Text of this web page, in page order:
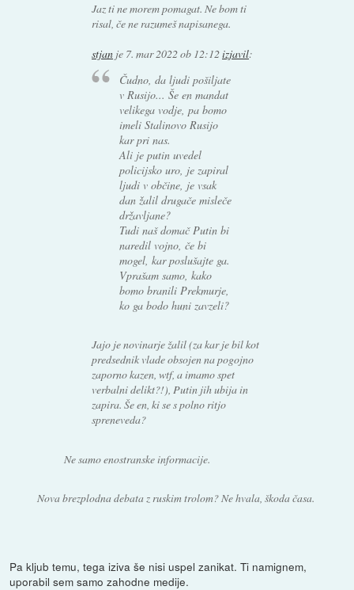
Jaz ti ne morem pomagat. Ne bom ti
risal, če ne razumeš napisanega.
stjanje 7. mar 2022 ob 12:12izjavil:
Čudno, da ljudi pošiljate
v Rusijo... Še en mandat
velikega vodje, pa bomo
imeli Stalinovo Rusijo
kar pri nas.
Ali je putin uvedel
policijsko uro, je zapiral
ljudi v občine, je vsak
dan žalil drugače misleče
državljane?
Tudi naš domač Putin bi
naredil vojno, če bi
mogel, kar poslušajte ga.
Vprašam samo, kako
bomo branili Prekmurje,
ko ga bodo huni zavzeli?
Jajo je novinarje žalil (za kar je bil kot
predsednik vlade obsojen na pogojno
zaporno kazen, wtf, a imamo spet
verbalni delikt?!), Putin jih ubija in
zapira. Še en, ki se s polno ritjo
spreneveda?
Ne samo enostranske informacije.
Nova brezplodna debata z ruskim trolom? Ne hvala, škoda časa.
Pa kljub temu, tega iziva še nisi uspel zanikat. Ti namignem,
uporabil sem samo zahodne medije.